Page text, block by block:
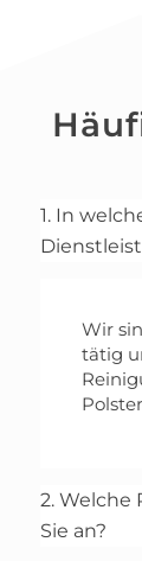
1. In
Wir
tätig
2.
Sie an?